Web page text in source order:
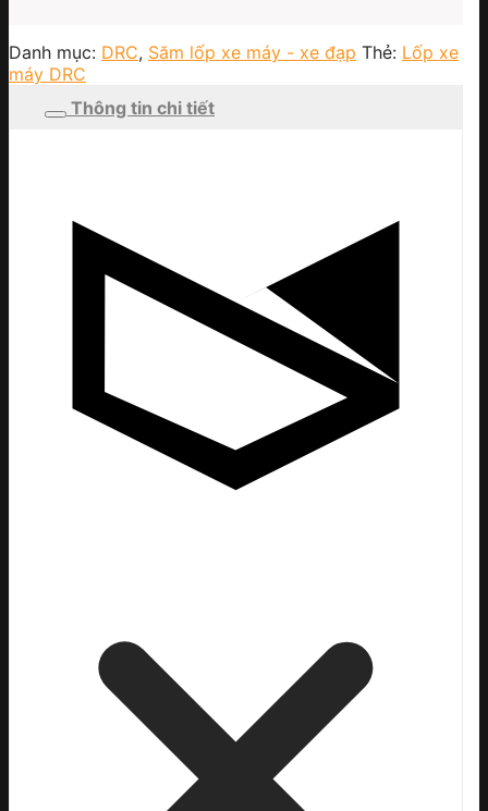
Danh mục: DRC, Săm lốp xe máy - xe đạp Thẻ: Lốp xe
máy DRC
Thông tin chi tiết